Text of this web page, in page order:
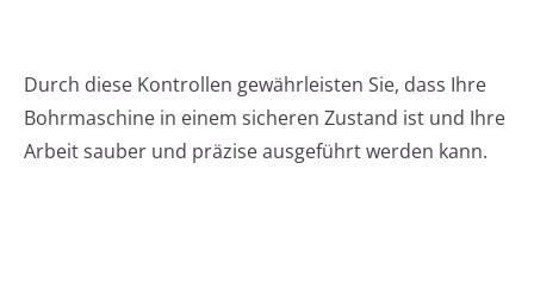
Durch diese Kontrollen gewährleisten Sie, dass Ihre
Bohrmaschine in einem sicheren Zustand ist und Ihre
Arbeit sauber und präzise ausgeführt werden kann.